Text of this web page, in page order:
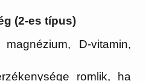
(2-es típus)
D-vitamin,
romlik, ha